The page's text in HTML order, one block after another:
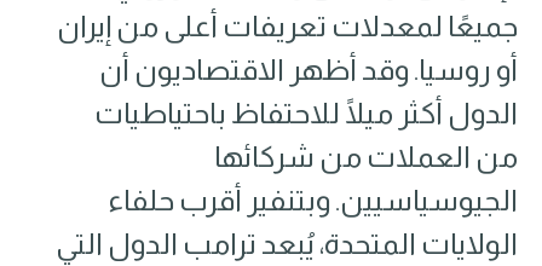
جميعًا لمعدلات تعريفات أعلى من إيران
أو روسيا. وقد أظهر الاقتصاديون أن
الدول أكثر ميلًا للاحتفاظ باحتياطيات
من العملات من شركائها
الجيوسياسيين. وبتنفير أقرب حلفاء
الولايات المتحدة، يُبعد ترامب الدول التي